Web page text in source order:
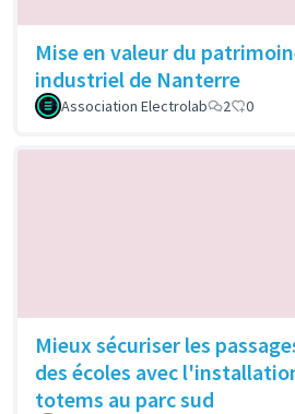
Mise en valeur du
industriel de Nanterre
Association Electrolab 2 0
Mieux sécuriser les
des écoles avec
totems au parc sud